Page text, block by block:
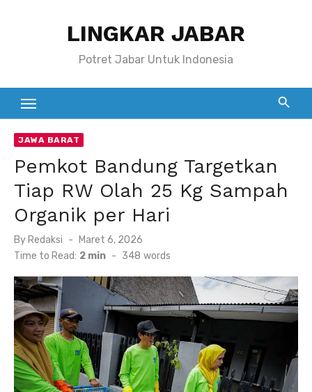
LINGKAR JABAR
Potret Jabar Untuk Indonesia
JAWA BARAT
Pemkot Bandung Targetkan
Tiap RW Olah 25 Kg Sampah
Organik per Hari
By Redaksi
Posted
on
Maret 6, 2026
Time to Read: 2 min - 348 words